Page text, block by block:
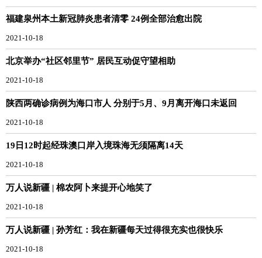
福建泉州本土新冠肺炎患者清零 24例全部治愈出院
2021-10-18
北京举办“社区邻里节” 居民互动促守望相助
2021-10-18
陕西两确诊病例为海口市人 分别于5月、9月离开海口未返回
2021-10-18
19日12时起经珠澳口岸入境珠海无须隔离14天
2021-10-18
万人说新疆 | 棉农阿卜来提开心地笑了
2021-10-18
万人说新疆 | 孙芳红：我在新疆每天过得很充实也很快乐
2021-10-18